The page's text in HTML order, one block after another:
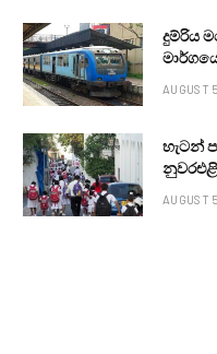
දුම්රිය
AUGUST
හැටන්
AUGUST